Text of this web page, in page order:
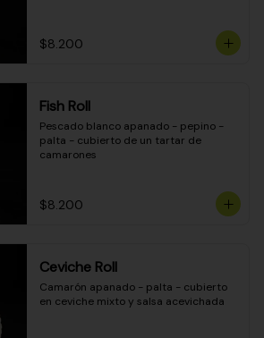
$8.200
Fish Roll
Pescado blanco apanado - pepino -
palta - cubierto de un tartar de
camarones
$8.200
Ceviche Roll
Camarón apanado - palta - cubierto
en ceviche mixto y salsa acevichada